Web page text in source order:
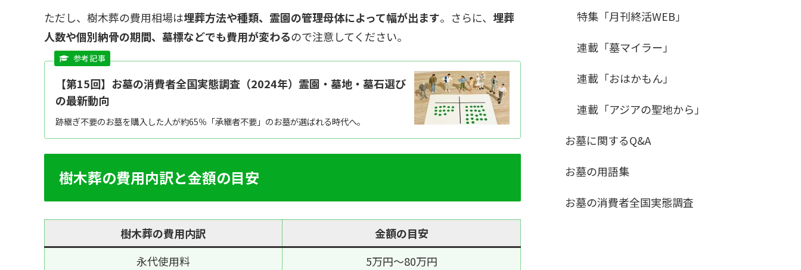
ただし、樹木葬の費用相場は埋葬方法や種類、霊園の管理母体によって幅が出ます。さらに、 埋葬
人数や個別納骨の期間、墓標などでも費用が変わるので注意してください。
【第15回】お墓の消費者全国実態調査（2024年）霊園・墓地・墓石選び
の最新動向
跡継ぎ不要のお墓を購入した人が約65％「承継者不要」のお墓が選ばれる時代へ。
樹木葬の費用内訳と金額の目安
樹木葬の費用内訳
金額の目安
永代使用料
5万円～80万円
特集「月刊終活WEB」
連載「墓マイラー」
連載「おはかもん」
連載「アジアの聖地から」
お墓に関するQ&A
お墓の用語集
お墓の消費者全国実態調査